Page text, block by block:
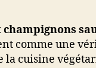
champignons
comme une
la cuisine